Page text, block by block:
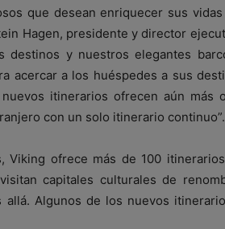
que desean enriquecer sus
Hagen, presidente y director
destinos y nuestros elegantes
acercar a los huéspedes a sus
itinerarios ofrecen aún más
con un solo itinerario continuo”.
Viking ofrece más de 100
capitales culturales de
Algunos de los nuevos